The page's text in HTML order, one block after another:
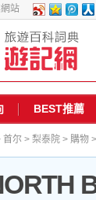
站
BEST推薦
首尔 > 梨泰院 > 購物 >